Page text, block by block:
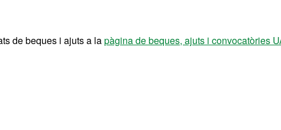
de beques i ajuts a lapàgina de beques, ajuts i convocatòries